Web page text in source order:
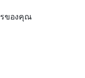
รของคุณ